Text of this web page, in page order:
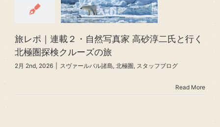
旅レポ｜連載２・自然写真家 高砂淳二氏と行く
北極圏探検クルーズの旅
2月 2nd, 2026 スヴァールバル諸島, 北極圏, スタッフブログ
Read More